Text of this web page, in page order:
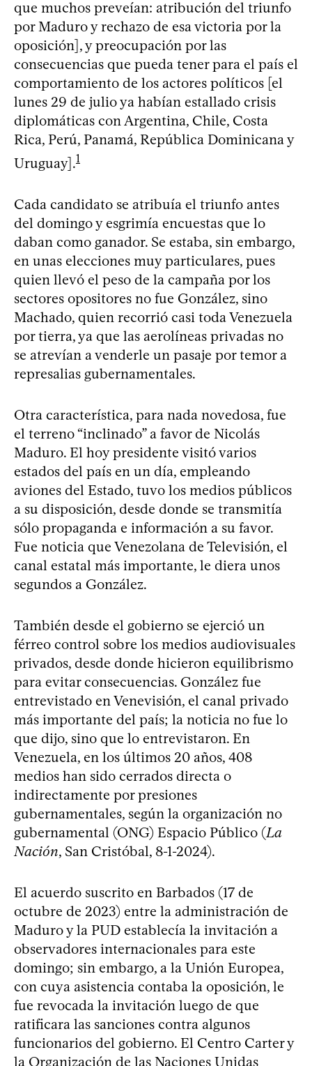
que muchos preveían: atribución del triunfo
por Maduro y rechazo de esa victoria por la
oposición], y preocupación por las
consecuencias que pueda tener para el país el
comportamiento de los actores políticos [el
lunes 29 de julio ya habían estallado crisis
diplomáticas con Argentina, Chile, Costa
Rica, Perú, Panamá, República Dominicana y
Uruguay].1
Cada candidato se atribuía el triunfo antes
del domingo y esgrimía encuestas que lo
daban como ganador. Se estaba, sin embargo,
en unas elecciones muy particulares, pues
quien llevó el peso de la campaña por los
sectores opositores no fue González, sino
Machado, quien recorrió casi toda Venezuela
por tierra, ya que las aerolíneas privadas no
se atrevían a venderle un pasaje por temor a
represalias gubernamentales.
Otra característica, para nada novedosa, fue
el terreno “inclinado” a favor de Nicolás
Maduro. El hoy presidente visitó varios
estados del país en un día, empleando
aviones del Estado, tuvo los medios públicos
a su disposición, desde donde se transmitía
sólo propaganda e información a su favor.
Fue noticia que Venezolana de Televisión, el
canal estatal más importante, le diera unos
segundos a González.
También desde el gobierno se ejerció un
férreo control sobre los medios audiovisuales
privados, desde donde hicieron equilibrismo
para evitar consecuencias. González fue
entrevistado en Venevisión, el canal privado
más importante del país; la noticia no fue lo
que dijo, sino que lo entrevistaron. En
Venezuela, en los últimos 20 años, 408
medios han sido cerrados directa o
indirectamente por presiones
gubernamentales, según la organización no
gubernamental (ONG) Espacio Público (La
Nación, San Cristóbal, 8-1-2024).
El acuerdo suscrito en Barbados (17 de
octubre de 2023) entre la administración de
Maduro y la PUD establecía la invitación a
observadores internacionales para este
domingo; sin embargo, a la Unión Europea,
con cuya asistencia contaba la oposición, le
fue revocada la invitación luego de que
ratificara las sanciones contra algunos
funcionarios del gobierno. El Centro Carter y
la Organización de las Naciones Unidas